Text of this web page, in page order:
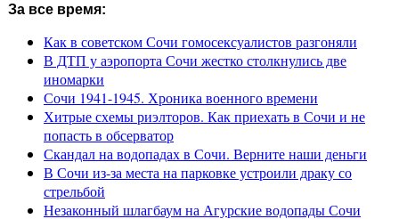
За все время:
Как в советском Сочи гомосексуалистов разгоняли
В ДТП у аэропорта Сочи жестко столкнулись две
иномарки
Сочи 1941-1945. Хроника военного времени
Хитрые схемы риэлторов. Как приехать в Сочи и не
попасть в обсерватор
Скандал на водопадах в Сочи. Верните наши деньги
В Сочи из-за места на парковке устроили драку со
стрельбой
Незаконный шлагбаум на Агурские водопады Сочи